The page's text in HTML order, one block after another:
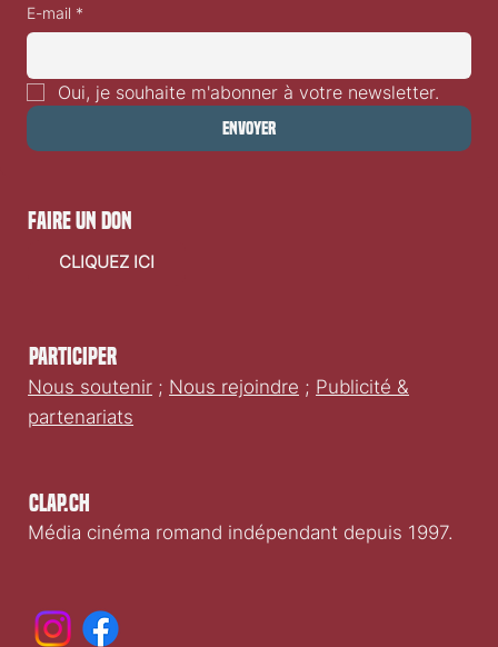
E-mail *
Oui, je souhaite m'abonner à votre newsletter.
Envoyer
Clap.ch
Média cinéma romand indépendant depuis 1997.
Participer
Nous soutenir ; Nous rejoindre ; Publicité &
partenariats
faire un don
CLIQUEZ ICI